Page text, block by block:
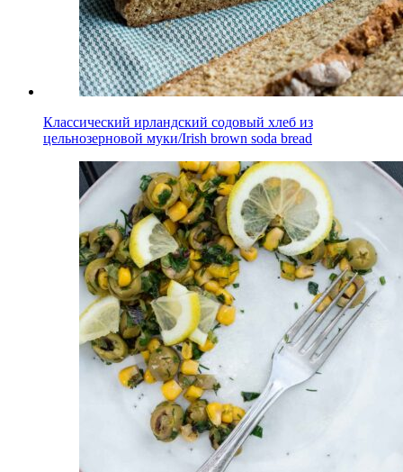
Классический ирландский содовый хлеб из
цельнозерновой муки/Irish brown soda bread